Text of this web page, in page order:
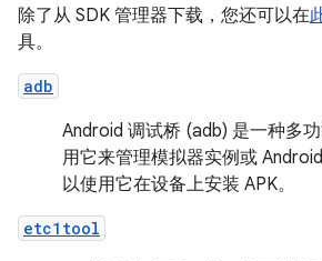
除了从 SDK 管理器下载，您还可以在
具。
adb
Android 调试桥 (adb) 是一种多
用它来管理模拟器实例或
以使用它在设备上安装 APK。
etc1tool